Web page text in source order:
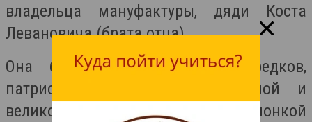
владельца мануфактуры, дяди Коста
Левановича (брата отца).
Она была достойна своих предков,
патриотка своей малой родиной и
великой страны. Молодой девчонкой